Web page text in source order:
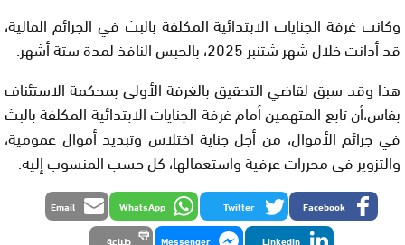
وكانت غرفة الجنايات الابتدائية المكلفة بالبث في الجرائم المالية،
قد أدانت خلال شهر شتنبر 2025، بالحبس النافذ لمدة ستة أشهر.
هذا وقد سبق لقاضي التحقيق بالغرفة الأولى بمحكمة الاستئناف
بفاس،أن تابع المتهمين أمام غرفة الجنايات الابتدائية المكلفة بالبث
في جرائم الأموال، من أجل جناية اختلاس وتبديد أموال عمومية،
والتزوير في محررات عرفية واستعمالها، كل حسب المنسوب إليه.
Facebook
Twitter
WhatsApp
Email
LinkedIn
Messenger طباعة